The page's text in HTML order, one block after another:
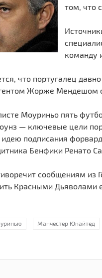
том, что
команду
что португалец
Жорже Мендешом
Моуриньо пять
— ключевые цели
идею подписания
Бенфики Ренато
сообщениям из
Красными Дьяволами
Манчестер Юнайтед